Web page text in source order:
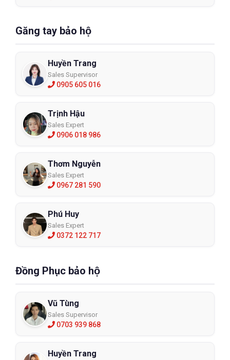
Găng tay bảo hộ
Huyền Trang
Sales Supervisor
0905 605 016
Trịnh Hậu
Sales Expert
0906 018 986
Thơm Nguyễn
Sales Expert
0967 281 590
Phú Huy
Sales Expert
0372 122 717
Đồng Phục bảo hộ
Vũ Tùng
Sales Supervisor
0703 939 868
Huyền Trang